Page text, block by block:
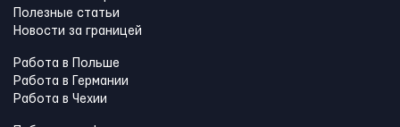
Полезные статьи
Новости за границей
Работа в Польше
Работа в Германии
Работа в Чехии